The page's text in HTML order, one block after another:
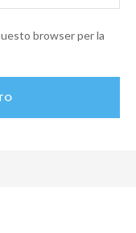
browser per la